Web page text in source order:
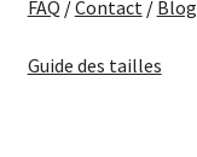
FAQ /Contact/ Blog
Guide des tailles